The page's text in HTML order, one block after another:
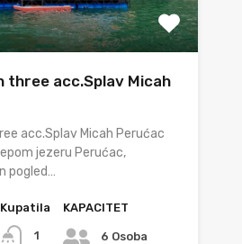
three acc.Splav Micah
acc.Splav Micah Perućac
jezeru Perućac,
pogled…
Kupatila
1
KAPACITET
6 Osoba